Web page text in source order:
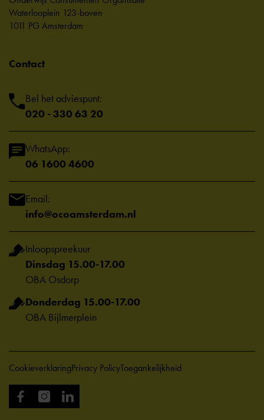
Waterlooplein 123-boven
1011 PG Amsterdam
Contact
Bel het adviespunt:
020 - 330 63 20
WhatsApp:
06 1600 4600
Email:
info@ocoamsterdam.nl
Inloopspreekuur
Dinsdag 15.00-17.00
OBA Osdorp
Donderdag 15.00-17.00
OBA Bijlmerplein
CookieverklaringPrivacy PolicyToegankelijkheid